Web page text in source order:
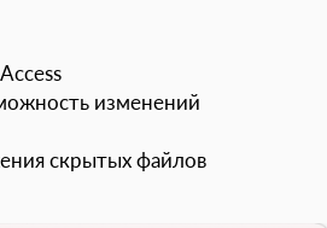
изменений
скрытых файлов